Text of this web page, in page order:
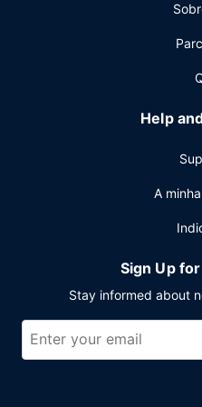
As principais comodidades
fios grátis, um serviço de
Help
A
Sign Up
Stay informed about